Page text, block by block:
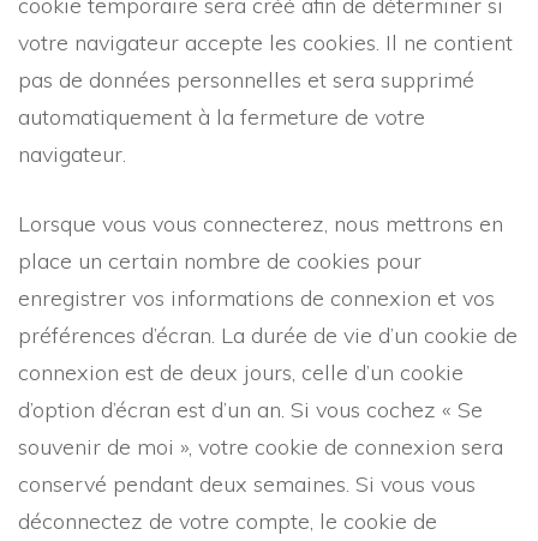
votre navigateur accepte les cookies. Il ne contient
pas de données personnelles et sera supprimé
automatiquement à la fermeture de votre
navigateur.
Lorsque vous vous connecterez, nous mettrons en
place un certain nombre de cookies pour
enregistrer vos informations de connexion et vos
préférences d’écran. La durée de vie d’un cookie de
connexion est de deux jours, celle d’un cookie
d’option d’écran est d’un an. Si vous cochez « Se
souvenir de moi », votre cookie de connexion sera
conservé pendant deux semaines. Si vous vous
déconnectez de votre compte, le cookie de